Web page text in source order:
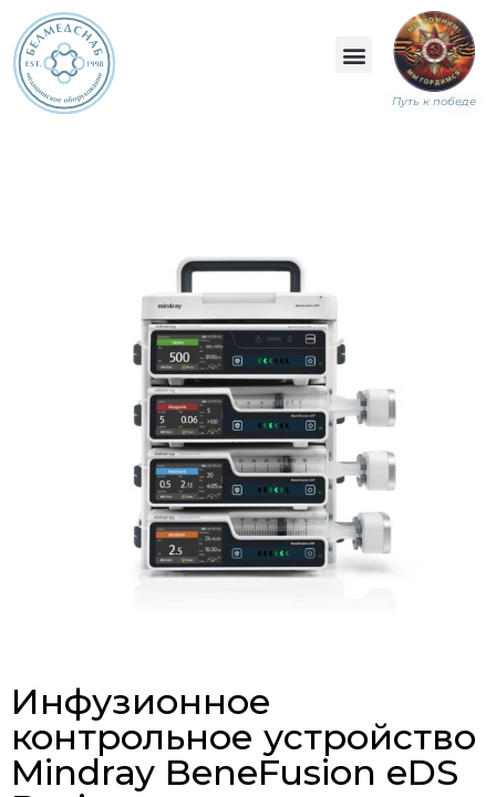
Путь к победе
Инфузионное
контрольное устройство
Mindray BeneFusion eDS